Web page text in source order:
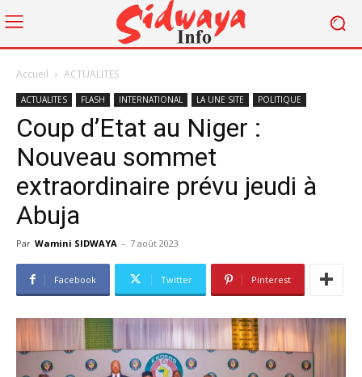
Accueil ACTUALITES
ACTUALITES FLASH INTERNATIONAL LA UNE SITE POLITIQUE
Coup d’Etat au Niger :
Nouveau sommet
extraordinaire prévu jeudi à
Abuja
Par Wamini SIDWAYA - 7 août 2023
Facebook Twitter Pinterest